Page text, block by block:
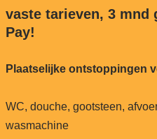
vaste tarieven, 3 mnd
Pay!
Plaatselijke ontstoppingen
WC, douche, gootsteen,
wasmachine